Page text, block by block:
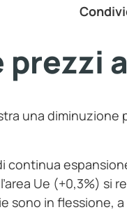
una
continua
Ue (+0,3%) si
sono in flessione,